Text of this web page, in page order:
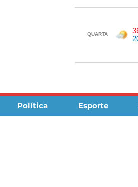
Política Esporte